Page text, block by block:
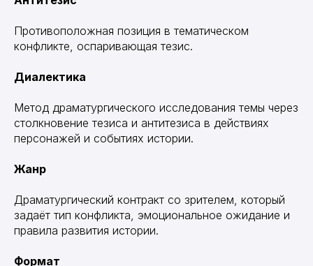
Противоположная позиция в тематическом
конфликте, оспаривающая тезис.
Диалектика
Метод драматургического исследования темы через
столкновение тезиса и антитезиса в действиях
персонажей и событиях истории.
Жанр
Драматургический контракт со зрителем, который
задаёт тип конфликта, эмоциональное ожидание и
правила развития истории.
Формат